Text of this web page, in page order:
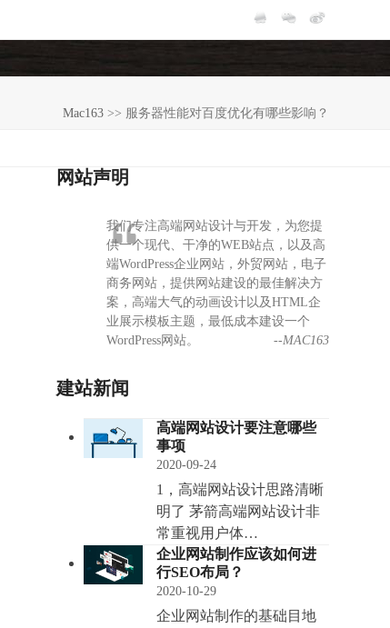
Mac163>> 服务器性能对百度优化有哪些影响？
网站声明
我们专注高端网站设计与开发，为您提
供一个现代、干净的WEB站点，以及高
端WordPress企业网站，外贸网站，电子
商务网站，提供网站建设的最佳解决方
案，高端大气的动画设计以及HTML企
业展示模板主题，最低成本建设一个
WordPress网站。
--MAC163
建站新闻
高端网站设计要注意哪些
事项
2020-09-24
1，高端网站设计思路清晰
明了 茅箭高端网站设计非
常重视用户体…
企业网站制作应该如何进
行SEO布局？
2020-10-29
企业网站制作的基础目地